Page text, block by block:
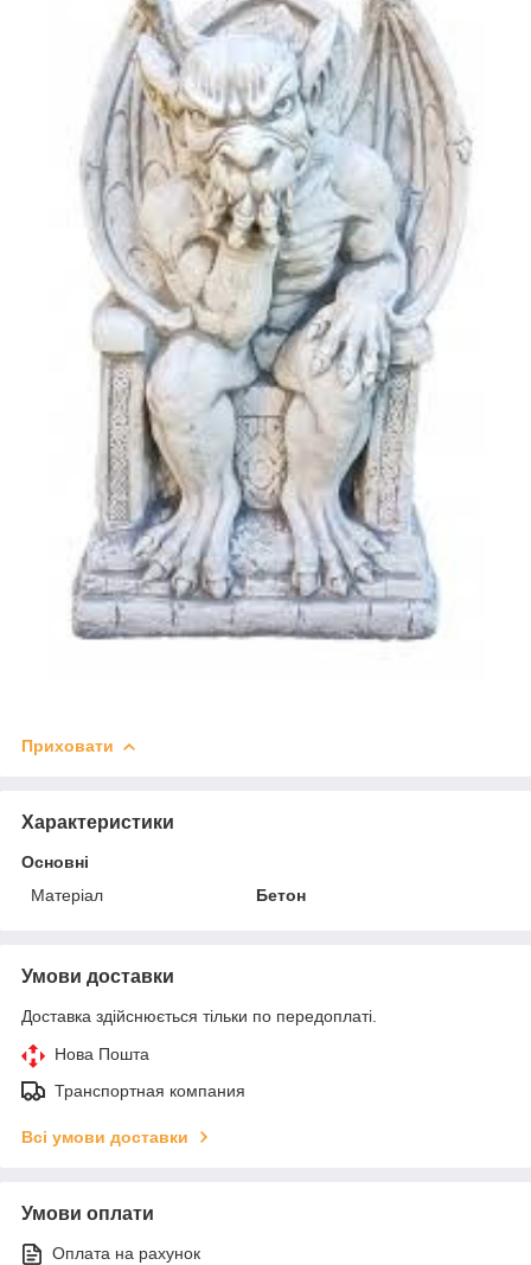
Приховати
Характеристики
Основні
Матеріал
Бетон
Умови доставки
Доставка здійснюється тільки по передоплаті.
Нова Пошта
Транспортная компания
Всі умови доставки
Умови оплати
Оплата на рахунок